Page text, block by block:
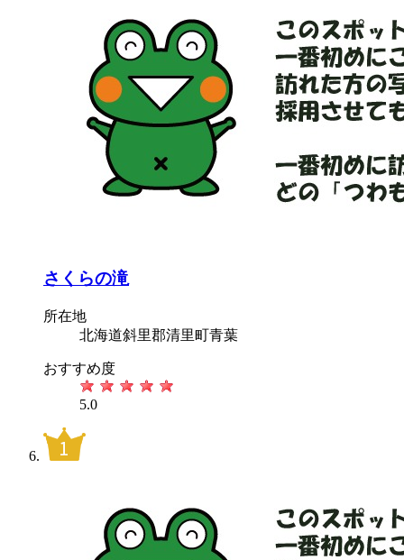
さくらの滝
所在地
北海道斜里郡清里町青葉
おすすめ度
5.0